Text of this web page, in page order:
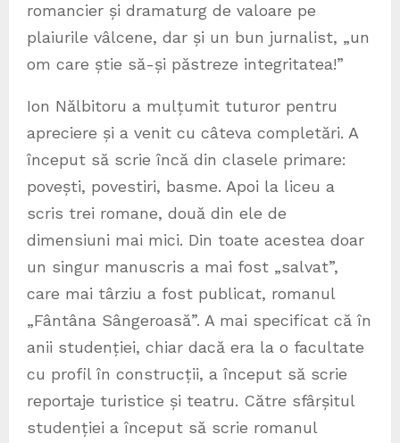
romancier și dramaturg de valoare pe
plaiurile vâlcene, dar și un bun jurnalist, „un
om care știe să-și păstreze integritatea!”
Ion Nălbitoru a mulțumit tuturor pentru
apreciere și a venit cu câteva completări. A
început să scrie încă din clasele primare:
povești, povestiri, basme. Apoi la liceu a
scris trei romane, două din ele de
dimensiuni mai mici. Din toate acestea doar
un singur manuscris a mai fost „salvat”,
care mai târziu a fost publicat, romanul
„Fântâna Sângeroasă”. A mai specificat că în
anii studenției, chiar dacă era la o facultate
cu profil în construcții, a început să scrie
reportaje turistice și teatru. Către sfârșitul
studenției a început să scrie romanul